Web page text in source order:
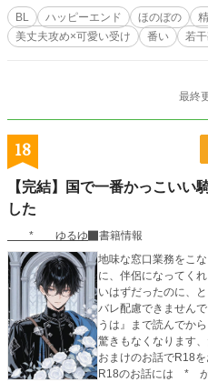
無事に【完結】しました。読んでくだ
BL ハッピーエンド ほのぼの
美丈夫攻め×可愛い受け
番い 若
最終
18
【完結】国で一番かっこいい
した
* ゆるゆ
書籍情報
地味な窓口業務をこ
に、伴侶になってく
いはずだったのに、とろ
バレ配慮できません
うは』まで読んでか
驚きもなくなります、たぶん（笑）
おまけのお話でR18
R18のお話には * がついています